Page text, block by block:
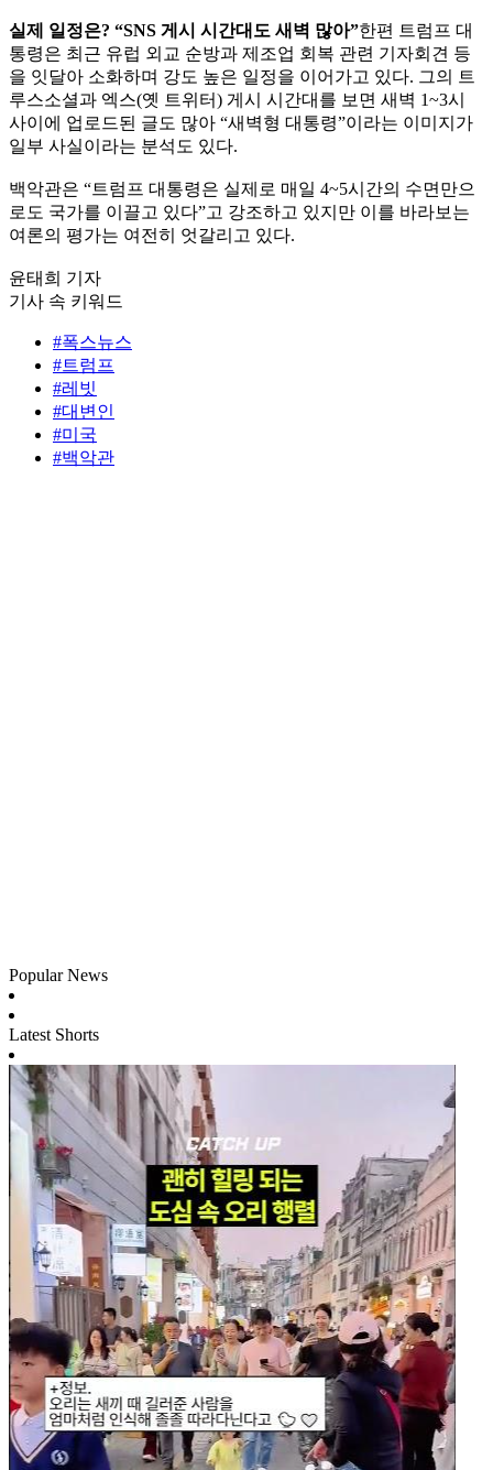
실제 일정은? “SNS 게시 시간대도 새벽 많아”한편 트럼프 대
통령은 최근 유럽 외교 순방과 제조업 회복 관련 기자회견 등
을 잇달아 소화하며 강도 높은 일정을 이어가고 있다. 그의 트
루스소셜과 엑스(옛 트위터) 게시 시간대를 보면 새벽 1~3시
사이에 업로드된 글도 많아 “새벽형 대통령”이라는 이미지가
일부 사실이라는 분석도 있다.
백악관은 “트럼프 대통령은 실제로 매일 4~5시간의 수면만으
로도 국가를 이끌고 있다”고 강조하고 있지만 이를 바라보는
여론의 평가는 여전히 엇갈리고 있다.
윤태희 기자
기사 속 키워드
#폭스뉴스
#트럼프
#레빗
#대변인
#미국
#백악관
Popular News
Latest Shorts